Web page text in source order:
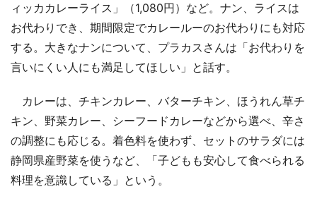
ィッカカレーライス」（1,080円）など。ナン、ライスは
お代わりでき、期間限定でカレールーのお代わりにも対応
する。大きなナンについて、プラカスさんは「お代わりを
言いにくい人にも満足してほしい」と話す。
カレーは、チキンカレー、バターチキン、ほうれん草チ
キン、野菜カレー、シーフードカレーなどから選べ、辛さ
の調整にも応じる。着色料を使わず、セットのサラダには
静岡県産野菜を使うなど、「子どもも安心して食べられる
料理を意識している」という。